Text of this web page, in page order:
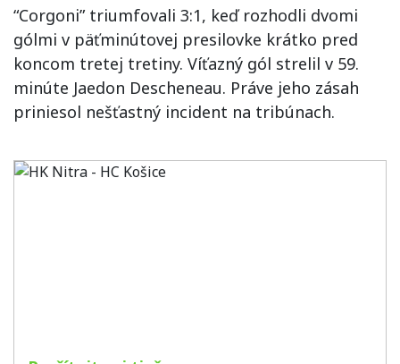
“Corgoni” triumfovali 3:1, keď rozhodli dvomi
gólmi v päťminútovej presilovke krátko pred
koncom tretej tretiny. Víťazný gól strelil v 59.
minúte Jaedon Descheneau. Práve jeho zásah
priniesol nešťastný incident na tribúnach.